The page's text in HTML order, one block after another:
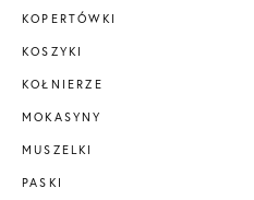
KOPERTÓWKI
KOSZYKI
KOŁNIERZE
MOKASYNY
MUSZELKI
PASKI